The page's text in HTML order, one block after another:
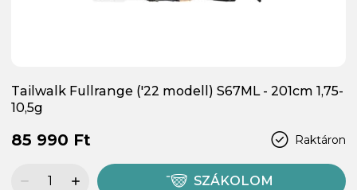
Tailwalk Fullrange ('22 modell) S67ML - 201cm 1,75-
10,5g
Raktáron
85 990 Ft
SZÁKOLOM